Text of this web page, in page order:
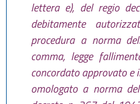
lettera e), del regio
debitamente
procedura a norma
comma, legge
concordato approvato e
omologato a norma